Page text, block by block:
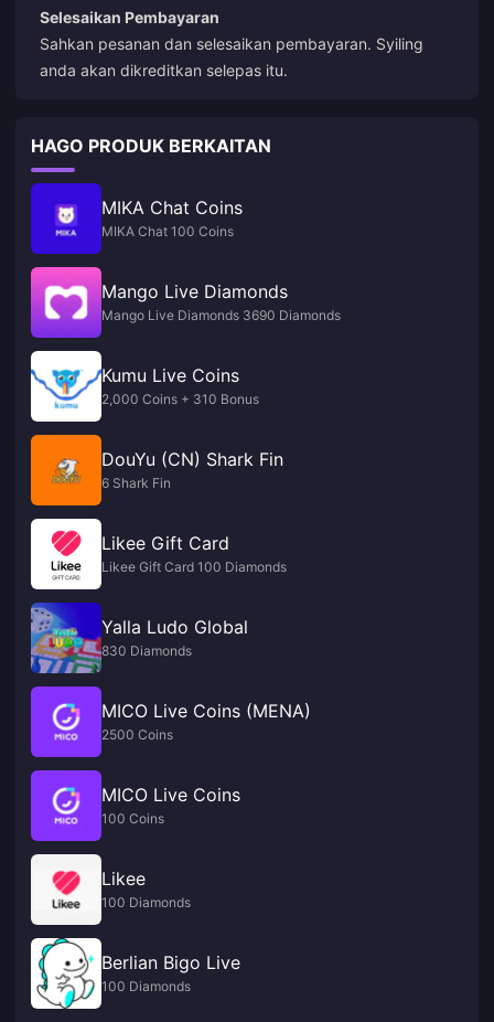
Selesaikan Pembayaran
Sahkan pesanan dan selesaikan pembayaran. Syiling
anda akan dikreditkan selepas itu.
HAGO PRODUK BERKAITAN
MIKA Chat Coins
MIKA Chat 100 Coins
Mango Live Diamonds
Mango Live Diamonds 3690 Diamonds
Kumu Live Coins
2,000 Coins + 310 Bonus
DouYu (CN) Shark Fin
6 Shark Fin
Likee Gift Card
Likee Gift Card 100 Diamonds
Yalla Ludo Global
830 Diamonds
MICO Live Coins (MENA)
2500 Coins
MICO Live Coins
100 Coins
Likee
100 Diamonds
Berlian Bigo Live
100 Diamonds